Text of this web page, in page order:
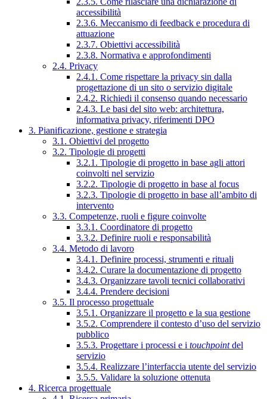
accessibilità
2.3.6. Meccanismo di feedback e procedura di
attuazione
2.3.7. Obiettivi accessibilità
2.3.8. Normativa e approfondimenti
2.4. Privacy
2.4.1. Come rispettare la privacy sin dalla
progettazione di un sito o servizio digitale
2.4.2. Richiedi il consenso quando necessario
2.4.3. Le basi del sito web: architettura,
informativa privacy, riferimenti DPO
3. Pianificazione, gestione e strategia
3.1. Obiettivi del progetto
3.2. Tipologie di progetti
3.2.1. Tipologie di progetto in base agli attori
coinvolti nel servizio
3.2.2. Tipologie di progetto in base al focus
3.2.3. Tipologie di progetto in base all’ambito di
intervento
3.3. Competenze, ruoli e figure coinvolte
3.3.1. Coordinatore di progetto
3.3.2. Definire ruoli e responsabilità
3.4. Metodo di lavoro
3.4.1. Definire processi, strumenti e rituali
3.4.2. Curare la documentazione di progetto
3.4.3. Organizzare tavoli tecnici collaborativi
3.4.4. Prendere decisioni
3.5. Il processo progettuale
3.5.1. Organizzare il progetto e la sua gestione
3.5.2. Comprendere il contesto d’uso del servizio
pubblico
3.5.3. Progettare i processi e i touchpointdel
servizio
3.5.4. Realizzare l’interfaccia utente del servizio
3.5.5. Validare la soluzione ottenuta
4. Ricerca progettuale